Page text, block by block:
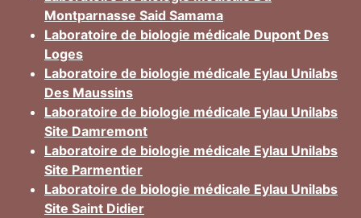
Montparnasse Said Samama
Laboratoire de biologie médicale Dupont Des
Loges
Laboratoire de biologie médicale Eylau Unilabs
Des Maussins
Laboratoire de biologie médicale Eylau Unilabs
Site Damremont
Laboratoire de biologie médicale Eylau Unilabs
Site Parmentier
Laboratoire de biologie médicale Eylau Unilabs
Site Saint Didier